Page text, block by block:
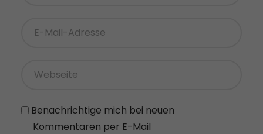
Benachrichtige mich bei neuen
Kommentaren per E-Mail